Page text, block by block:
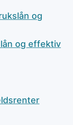
og
og effektiv